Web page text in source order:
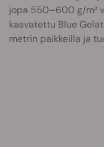
jopa 550–600 g/m²
kasvatettu Blue
metrin paikkeilla ja